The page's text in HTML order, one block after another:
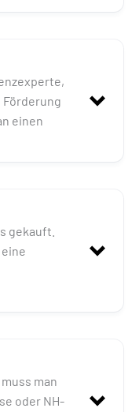
einen
gekauft.
man
oder NH-